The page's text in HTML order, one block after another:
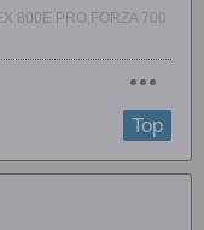
800E PRO,FORZA 700
Top